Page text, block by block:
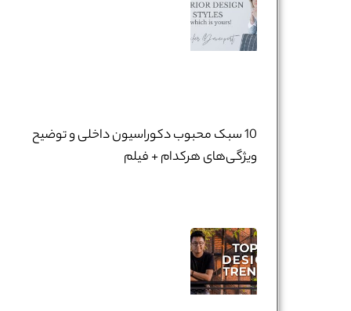
10 سبک محبوب دکوراسیون داخلی و توضیح
ویژگی‌های هرکدام + فیلم